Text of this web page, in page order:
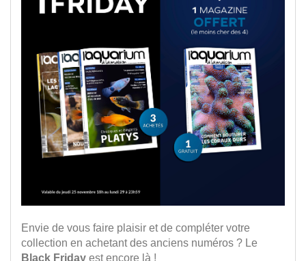
Envie de vous faire plaisir et de compléter votre
collection en achetant des anciens numéros ? Le
Black Friday est encore là !